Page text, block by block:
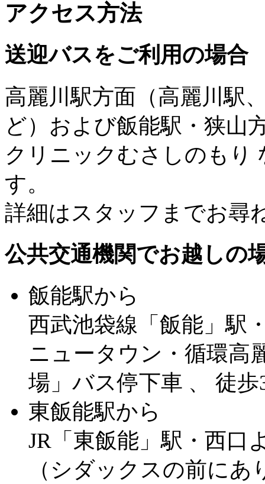
アクセス方法
送迎バスをご利用の場合
高麗川駅方面（高麗川駅
ど）および飯能駅・狭山
クリニックむさしのもり
す。
詳細はスタッフまでお尋
公共交通機関でお越しの
飯能駅から
西武池袋線「飯能」駅
ニュータウン・循環高
場」バス停下車 、 徒歩
東飯能駅から
JR「東飯能」駅・西口
（シダックスの前に